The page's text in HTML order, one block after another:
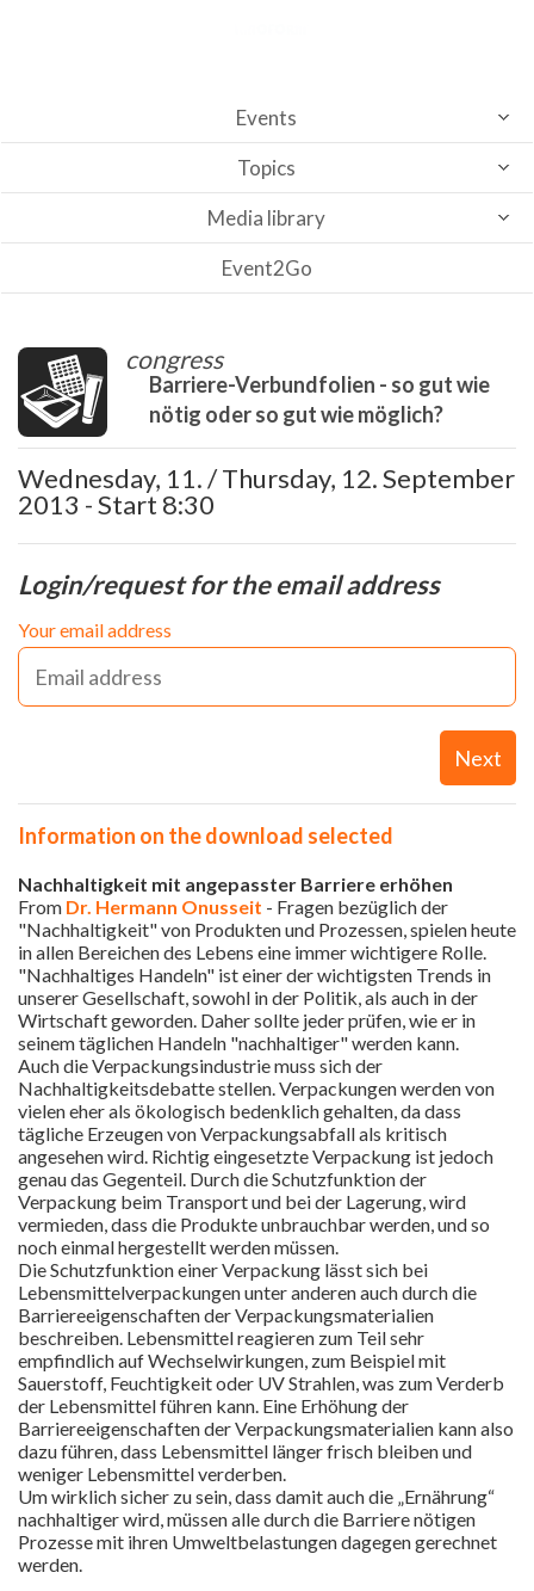
Events
Topics
Media library
Event2Go
congress
Barriere-Verbundfolien - so gut wie
nötig oder so gut wie möglich?
Wednesday, 11. / Thursday, 12. September
2013 - Start 8:30
Login/request for the email address
Your email address
Next
Information on the download selected
Nachhaltigkeit mit angepasster Barriere erhöhen
From Dr. Hermann Onusseit - Fragen bezüglich der
"Nachhaltigkeit" von Produkten und Prozessen, spielen heute
in allen Bereichen des Lebens eine immer wichtigere Rolle.
"Nachhaltiges Handeln" ist einer der wichtigsten Trends in
unserer Gesellschaft, sowohl in der Politik, als auch in der
Wirtschaft geworden. Daher sollte jeder prüfen, wie er in
seinem täglichen Handeln "nachhaltiger" werden kann.
Auch die Verpackungsindustrie muss sich der
Nachhaltigkeitsdebatte stellen. Verpackungen werden von
vielen eher als ökologisch bedenklich gehalten, da dass
tägliche Erzeugen von Verpackungsabfall als kritisch
angesehen wird. Richtig eingesetzte Verpackung ist jedoch
genau das Gegenteil. Durch die Schutzfunktion der
Verpackung beim Transport und bei der Lagerung, wird
vermieden, dass die Produkte unbrauchbar werden, und so
noch einmal hergestellt werden müssen.
Die Schutzfunktion einer Verpackung lässt sich bei
Lebensmittelverpackungen unter anderen auch durch die
Barriereeigenschaften der Verpackungsmaterialien
beschreiben. Lebensmittel reagieren zum Teil sehr
empfindlich auf Wechselwirkungen, zum Beispiel mit
Sauerstoff, Feuchtigkeit oder UV Strahlen, was zum Verderb
der Lebensmittel führen kann. Eine Erhöhung der
Barriereeigenschaften der Verpackungsmaterialien kann also
dazu führen, dass Lebensmittel länger frisch bleiben und
weniger Lebensmittel verderben.
Um wirklich sicher zu sein, dass damit auch die „Ernährung“
nachhaltiger wird, müssen alle durch die Barriere nötigen
Prozesse mit ihren Umweltbelastungen dagegen gerechnet
werden.